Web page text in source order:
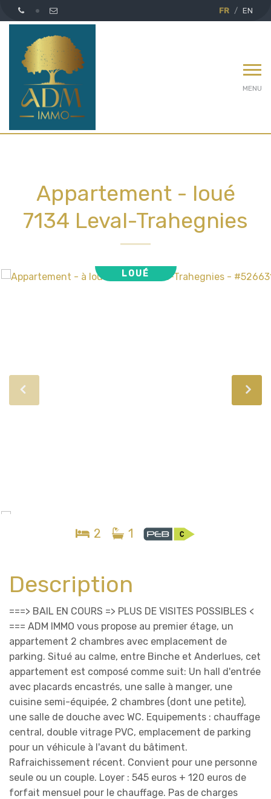
FR EN
MENU
Appartement - loué
7134 Leval-Trahegnies
LOUÉ
2 1
Description
===> BAIL EN COURS => PLUS DE VISITES POSSIBLES <
=== ADM IMMO vous propose au premier étage, un
appartement 2 chambres avec emplacement de
parking. Situé au calme, entre Binche et Anderlues, cet
appartement est composé comme suit: Un hall d'entrée
avec placards encastrés, une salle à manger, une
cuisine semi-équipée, 2 chambres (dont une petite),
une salle de douche avec WC. Equipements : chauffage
central, double vitrage PVC, emplacement de parking
pour un véhicule à l'avant du bâtiment.
Rafraichissement récent. Convient pour une personne
seule ou un couple. Loyer : 545 euros + 120 euros de
forfait mensuel pour le chauffage. Pas de charges